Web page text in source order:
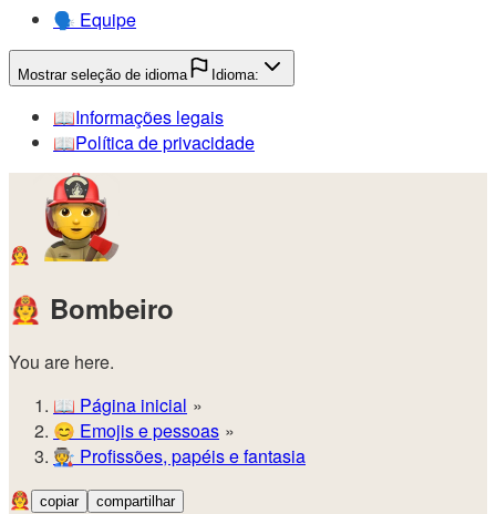
🗣️ Equipe
Mostrar seleção de idioma Idioma:
📖️Informações legais
📖️Política de privacidade
🧑‍🚒
🧑‍🚒 Bombeiro
You are here.
📖 Página inicial
😊️ Emojis e pessoas
🧑‍🏭 Profissões, papéis e fantasia
🧑‍🚒
copiar compartilhar